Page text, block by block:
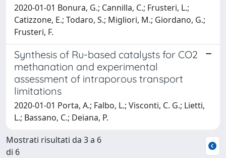
2020-01-01 Bonura, G.; Cannilla, C.; Frusteri, L.;
Catizzone, E.; Todaro, S.; Migliori, M.; Giordano, G.;
Frusteri, F.
Synthesis of Ru-based catalysts for CO2
methanation and experimental
assessment of intraporous transport
limitations
2020-01-01 Porta, A.; Falbo, L.; Visconti, C. G.; Lietti,
L.; Bassano, C.; Deiana, P.
Mostrati risultati da 3 a 6
di 6